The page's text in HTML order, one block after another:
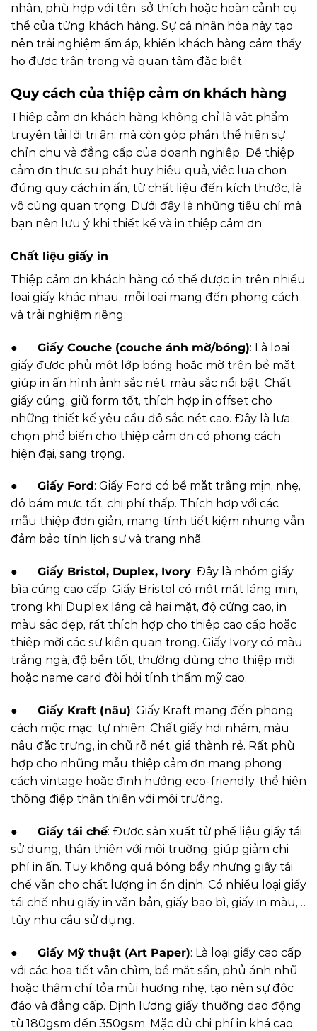
nhân, phù hợp với tên, sở thích hoặc hoàn cảnh cụ
thể của từng khách hàng. Sự cá nhân hóa này tạo
nên trải nghiệm ấm áp, khiến khách hàng cảm thấy
họ được trân trọng và quan tâm đặc biệt.
Quy cách của thiệp cảm ơn khách hàng
Thiệp cảm ơn khách hàng không chỉ là vật phẩm
truyền tải lời tri ân, mà còn góp phần thể hiện sự
chỉn chu và đẳng cấp của doanh nghiệp. Để thiệp
cảm ơn thực sự phát huy hiệu quả, việc lựa chọn
đúng quy cách in ấn, từ chất liệu đến kích thước, là
vô cùng quan trọng. Dưới đây là những tiêu chí mà
bạn nên lưu ý khi thiết kế và in thiệp cảm ơn:
Chất liệu giấy in
Thiệp cảm ơn khách hàng có thể được in trên nhiều
loại giấy khác nhau, mỗi loại mang đến phong cách
và trải nghiệm riêng:
● Giấy Couche (couche ánh mờ/bóng): Là loại
giấy được phủ một lớp bóng hoặc mờ trên bề mặt,
giúp in ấn hình ảnh sắc nét, màu sắc nổi bật. Chất
giấy cứng, giữ form tốt, thích hợp in offset cho
những thiết kế yêu cầu độ sắc nét cao. Đây là lựa
chọn phổ biến cho thiệp cảm ơn có phong cách
hiện đại, sang trọng.
● Giấy Ford: Giấy Ford có bề mặt trắng mịn, nhẹ,
độ bám mực tốt, chi phí thấp. Thích hợp với các
mẫu thiệp đơn giản, mang tính tiết kiệm nhưng vẫn
đảm bảo tính lịch sự và trang nhã.
● Giấy Bristol, Duplex, Ivory: Đây là nhóm giấy
bìa cứng cao cấp. Giấy Bristol có một mặt láng mịn,
trong khi Duplex láng cả hai mặt, độ cứng cao, in
màu sắc đẹp, rất thích hợp cho thiệp cao cấp hoặc
thiệp mời các sự kiện quan trọng. Giấy Ivory có màu
trắng ngà, độ bền tốt, thường dùng cho thiệp mời
hoặc name card đòi hỏi tính thẩm mỹ cao.
● Giấy Kraft (nâu): Giấy Kraft mang đến phong
cách mộc mạc, tự nhiên. Chất giấy hơi nhám, màu
nâu đặc trưng, in chữ rõ nét, giá thành rẻ. Rất phù
hợp cho những mẫu thiệp cảm ơn mang phong
cách vintage hoặc định hướng eco-friendly, thể hiện
thông điệp thân thiện với môi trường.
● Giấy tái chế: Được sản xuất từ phế liệu giấy tái
sử dụng, thân thiện với môi trường, giúp giảm chi
phí in ấn. Tuy không quá bóng bẩy nhưng giấy tái
chế vẫn cho chất lượng in ổn định. Có nhiều loại giấy
tái chế như giấy in văn bản, giấy bao bì, giấy in màu,…
tùy nhu cầu sử dụng.
● Giấy Mỹ thuật (Art Paper): Là loại giấy cao cấp
với các họa tiết vân chìm, bề mặt sần, phủ ánh nhũ
hoặc thậm chí tỏa mùi hương nhẹ, tạo nên sự độc
đáo và đẳng cấp. Định lượng giấy thường dao động
từ 180gsm đến 350gsm. Mặc dù chi phí in khá cao,